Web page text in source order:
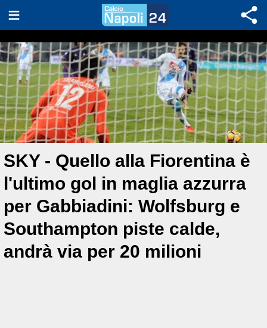
SKY - Quello alla Fiorentina è
l'ultimo gol in maglia azzurra
per Gabbiadini: Wolfsburg e
Southampton piste calde,
andrà via per 20 milioni